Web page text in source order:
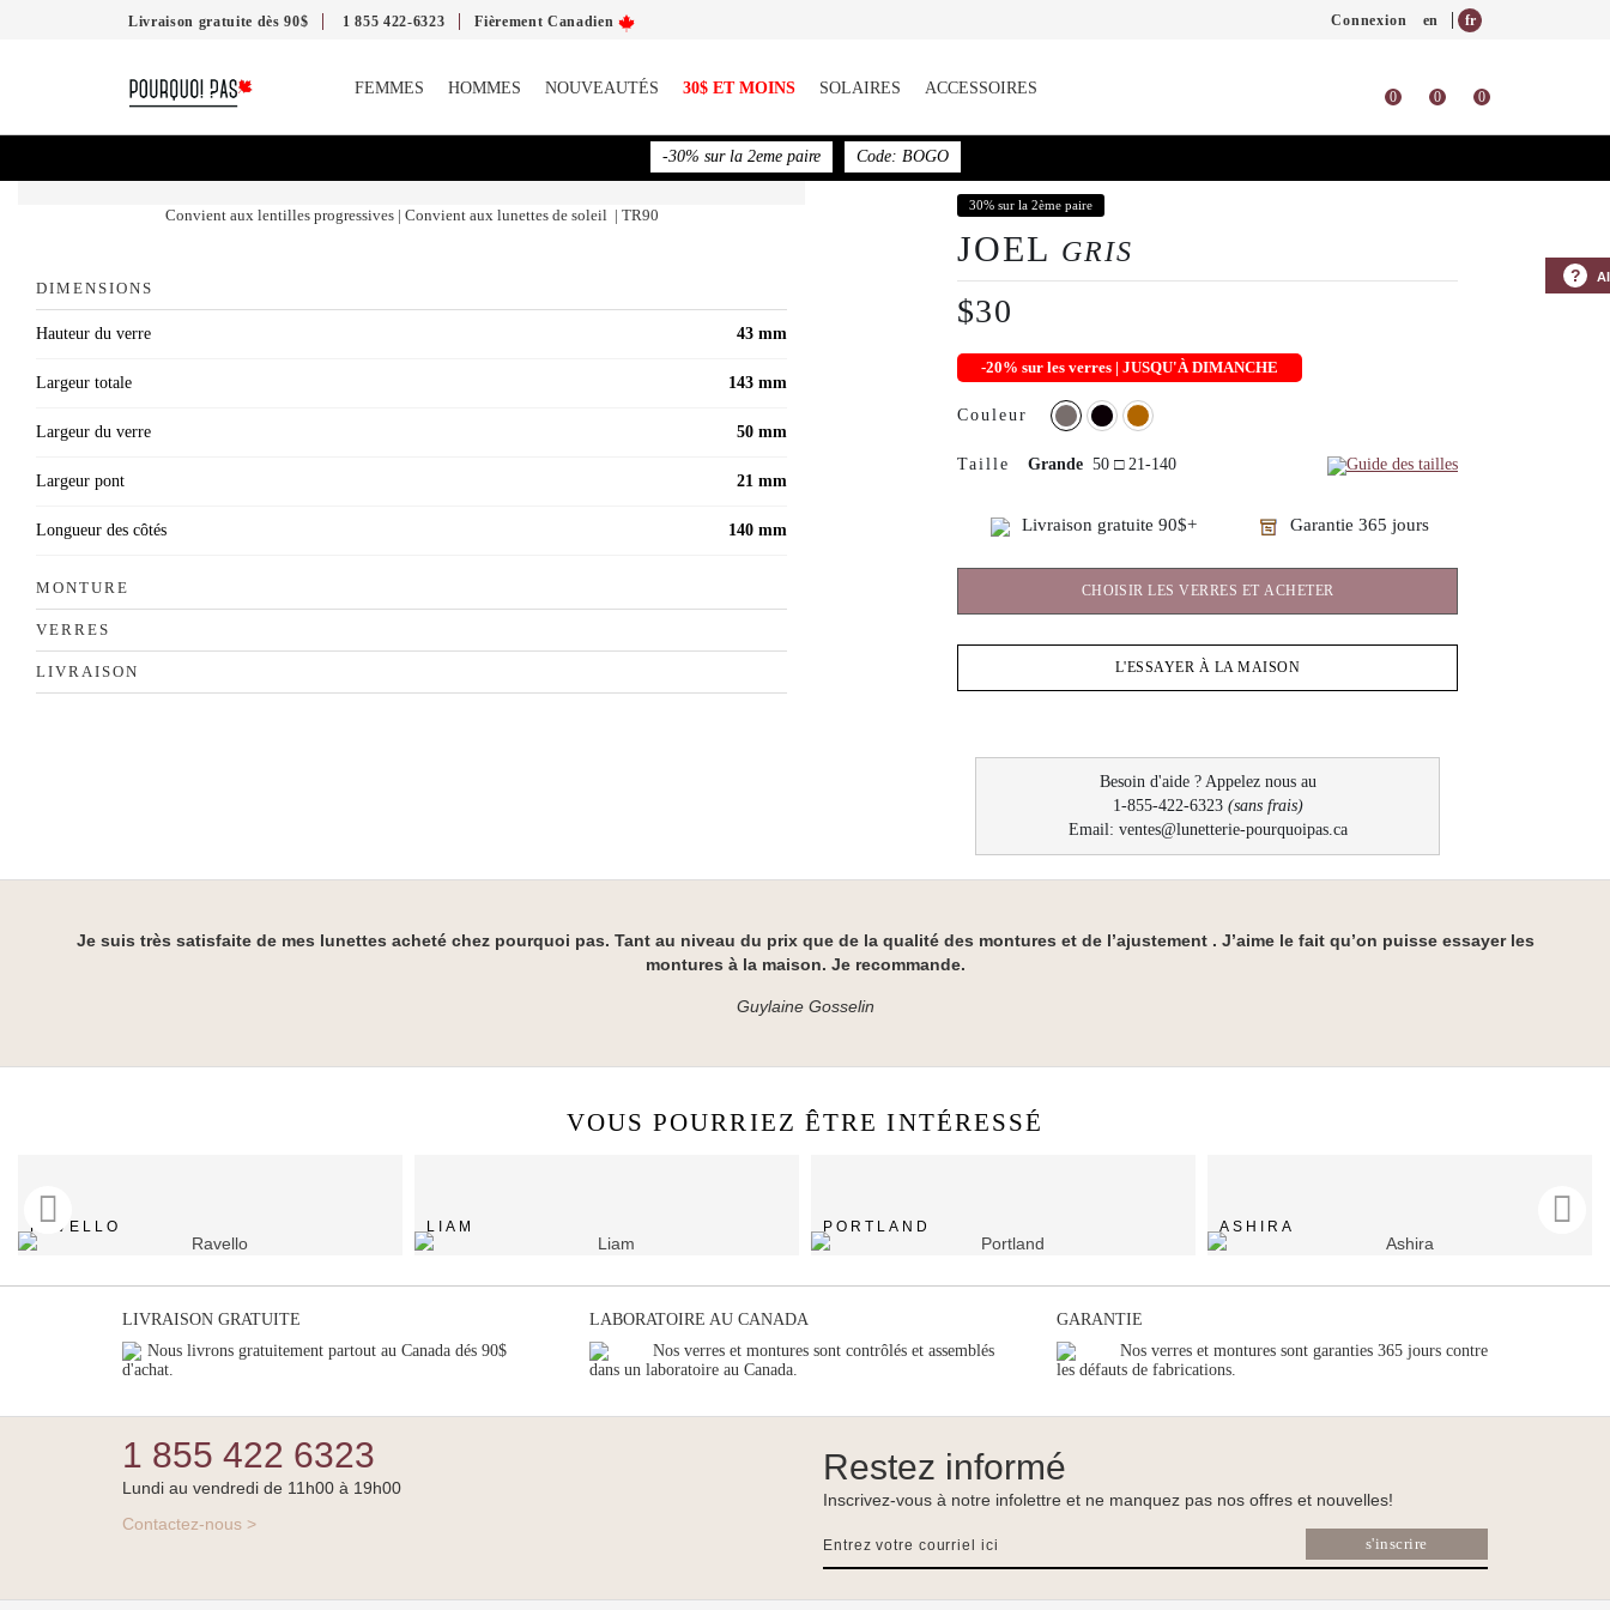
Livraison gratuite dès 90$ 1 855 422-6323 Fièrement Canadien Connexion en fr
-30% sur la 2eme paire Code: BOGO
FEMMES HOMMES NOUVEAUTÉS 30$ ET MOINS SOLAIRES ACCESSOIRES 0 0 0
Convient aux lentilles progressives | Convient aux lunettes de soleil | TR90
DIMENSIONS
Hauteur du verre 43 mm
Largeur totale 143 mm
Largeur du verre 50 mm
Largeur pont 21 mm
Longueur des côtés 140 mm
MONTURE
VERRES
LIVRAISON
30% sur la 2ème paire
JOEL GRIS
$30
-20% sur les verres | JUSQU'À DIMANCHE
Couleur
Taille Guide des tailles
Grande 50 □ 21-140
Livraison gratuite 90$+ Garantie 365 jours
CHOISIR LES VERRES ET ACHETER
L'ESSAYER À LA MAISON
Besoin d'aide ? Appelez nous au
1-855-422-6323 (sans frais)
Email: ventes@lunetterie-pourquoipas.ca
Je suis très satisfaite de mes lunettes acheté chez pourquoi pas. Tant au niveau du prix que de la qualité des montures et de l’ajustement . J’aime le fait qu’on puisse essayer les
montures à la maison. Je recommande.
Guylaine Gosselin
VOUS POURRIEZ ÊTRE INTÉRESSÉ
RAVELLO LIAM PORTLAND ASHIRA
LIVRAISON GRATUITE
Nous livrons gratuitement partout au Canada dés 90$
d'achat.
LABORATOIRE AU CANADA
Nos verres et montures sont contrôlés et assemblés
dans un laboratoire au Canada.
GARANTIE
Nos verres et montures sont garanties 365 jours contre
les défauts de fabrications.
1 855 422 6323
Lundi au vendredi de 11h00 à 19h00
Contactez-nous >
Restez informé
Inscrivez-vous à notre infolettre et ne manquez pas nos offres et nouvelles!
s'inscrire
?